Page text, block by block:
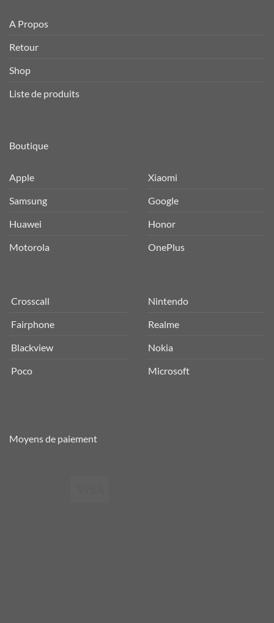
A Propos
Retour
Shop
Liste de produits
Boutique
Apple
Samsung
Huawei
Motorola
Xiaomi
Google
Honor
OnePlus
Crosscall
Fairphone
Blackview
Poco
Nintendo
Realme
Nokia
Microsoft
Moyens de paiement